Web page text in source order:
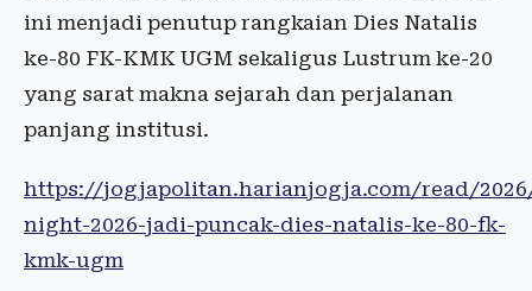
ini menjadi penutup rangkaian Dies Natalis
ke-80 FK-KMK UGM sekaligus Lustrum ke-20
yang sarat makna sejarah dan perjalanan
panjang institusi.
https://jogjapolitan.harianjogja.com/read/
night-2026-jadi-puncak-dies-natalis-ke-80-fk-
kmk-ugm